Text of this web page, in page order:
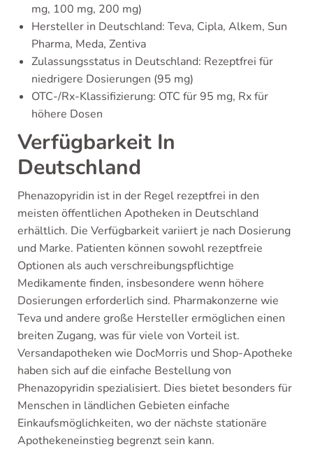
mg, 100 mg, 200 mg)
Hersteller in Deutschland: Teva, Cipla, Alkem, Sun
Pharma, Meda, Zentiva
Zulassungsstatus in Deutschland: Rezeptfrei für
niedrigere Dosierungen (95 mg)
OTC-/Rx-Klassifizierung: OTC für 95 mg, Rx für
höhere Dosen
Verfügbarkeit In
Deutschland
Phenazopyridin ist in der Regel rezeptfrei in den
meisten öffentlichen Apotheken in Deutschland
erhältlich. Die Verfügbarkeit variiert je nach Dosierung
und Marke. Patienten können sowohl rezeptfreie
Optionen als auch verschreibungspflichtige
Medikamente finden, insbesondere wenn höhere
Dosierungen erforderlich sind. Pharmakonzerne wie
Teva und andere große Hersteller ermöglichen einen
breiten Zugang, was für viele von Vorteil ist.
Versandapotheken wie DocMorris und Shop-Apotheke
haben sich auf die einfache Bestellung von
Phenazopyridin spezialisiert. Dies bietet besonders für
Menschen in ländlichen Gebieten einfache
Einkaufsmöglichkeiten, wo der nächste stationäre
Apothekeneinstieg begrenzt sein kann.